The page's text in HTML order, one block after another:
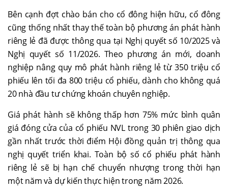
Bên cạnh đợt chào bán cho cổ đông hiện hữu, cổ đông
cũng thống nhất thay thế toàn bộ phương án phát hành
riêng lẻ đã được thông qua tại Nghị quyết số 10/2025 và
Nghị quyết số 11/2026. Theo phương án mới, doanh
nghiệp nâng quy mô phát hành riêng lẻ từ 350 triệu cổ
phiếu lên tối đa 800 triệu cổ phiếu, dành cho không quá
20 nhà đầu tư chứng khoán chuyên nghiệp.
Giá phát hành sẽ không thấp hơn 75% mức bình quân
giá đóng cửa của cổ phiếu NVL trong 30 phiên giao dịch
gần nhất trước thời điểm Hội đồng quản trị thông qua
nghị quyết triển khai. Toàn bộ số cổ phiếu phát hành
riêng lẻ sẽ bị hạn chế chuyển nhượng trong thời hạn
một năm và dự kiến thực hiện trong năm 2026.